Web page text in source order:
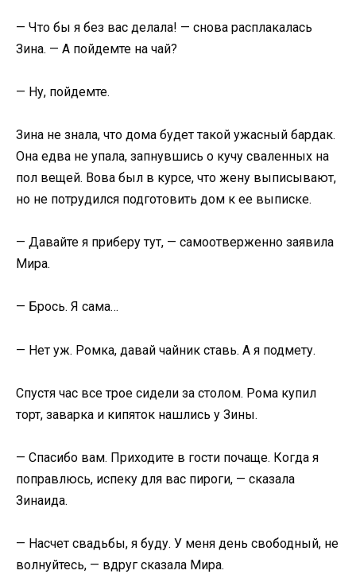
— Что бы я без вас делала! — снова расплакалась
Зина. — А пойдемте на чай?
— Ну, пойдемте.
Зина не знала, что дома будет такой ужасный бардак.
Она едва не упала, запнувшись о кучу сваленных на
пол вещей. Вова был в курсе, что жену выписывают,
но не потрудился подготовить дом к ее выписке.
— Давайте я приберу тут, — самоотверженно заявила
Мира.
— Брось. Я сама…
— Нет уж. Ромка, давай чайник ставь. А я подмету.
Спустя час все трое сидели за столом. Рома купил
торт, заварка и кипяток нашлись у Зины.
— Спасибо вам. Приходите в гости почаще. Когда я
поправлюсь, испеку для вас пироги, — сказала
Зинаида.
— Насчет свадьбы, я буду. У меня день свободный, не
волнуйтесь, — вдруг сказала Мира.